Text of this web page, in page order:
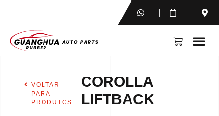
VOLTAR
PARA
PRODUTOS
COROLLA
LIFTBACK